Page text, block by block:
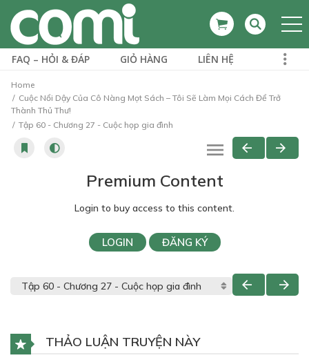
FAQ – HỎI & ĐÁP GIỎ HÀNG LIÊN HỆ
Home
Cuộc Nổi Dậy Của Cô Nàng Mọt Sách – Tôi Sẽ Làm Mọi Cách Để Trở
Thành Thủ Thư!
Tập 60 - Chương 27 - Cuộc họp gia đình
Premium Content
Login to buy access to this content.
LOGIN ĐĂNG KÝ
THẢO LUẬN TRUYỆN NÀY